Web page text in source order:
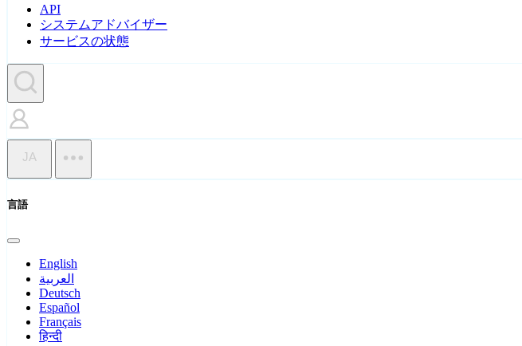
API
システムアドバイザー
サービスの状態
JA
言語
English
العربية
Deutsch
Español
Français
हिन्दी